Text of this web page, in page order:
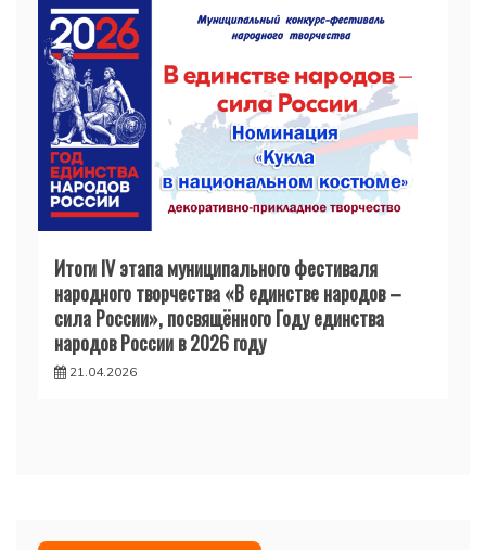
Итоги IV этапа муниципального фестиваля
народного творчества «В единстве народов –
сила России», посвящённого Году единства
народов России в 2026 году
21.04.2026